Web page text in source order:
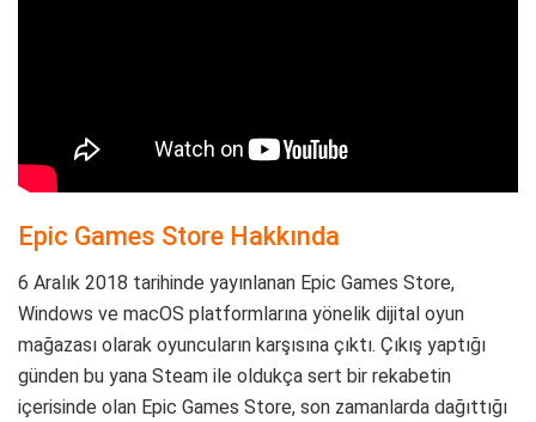
Epic Games Store Hakkında
6 Aralık 2018 tarihinde yayınlanan Epic Games Store,
Windows ve macOS platformlarına yönelik dijital oyun
mağazası olarak oyuncuların karşısına çıktı. Çıkış yaptığı
günden bu yana Steam ile oldukça sert bir rekabetin
içerisinde olan Epic Games Store, son zamanlarda dağıttığı